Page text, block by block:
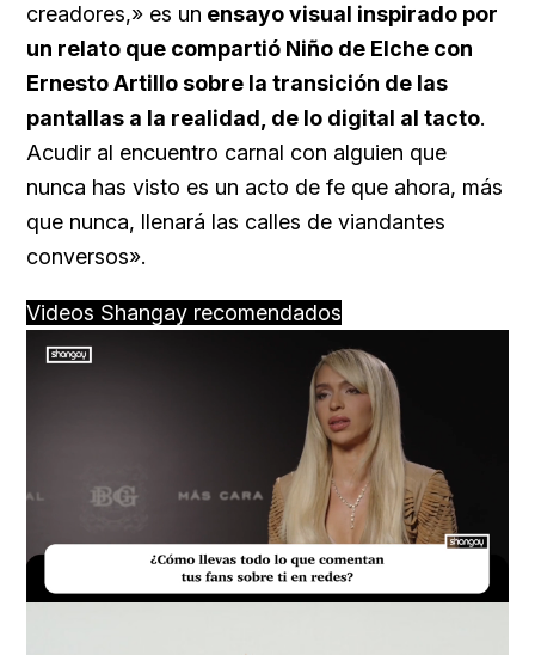
creadores,» es un ensayo visual inspirado por
un relato que compartió Niño de Elche con
Ernesto Artillo sobre la transición de las
pantallas a la realidad, de lo digital al tacto.
Acudir al encuentro carnal con alguien que
nunca has visto es un acto de fe que ahora, más
que nunca, llenará las calles de viandantes
conversos».
Videos Shangay recomendados